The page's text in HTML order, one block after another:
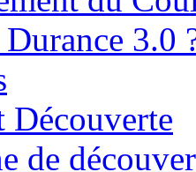
3.0
Découverte
de